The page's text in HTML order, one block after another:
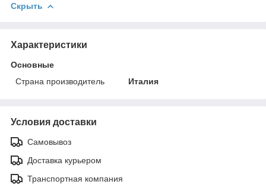
Скрыть
Характеристики
Основные
Страна производитель
Италия
Условия доставки
Самовывоз
Доставка курьером
Транспортная компания